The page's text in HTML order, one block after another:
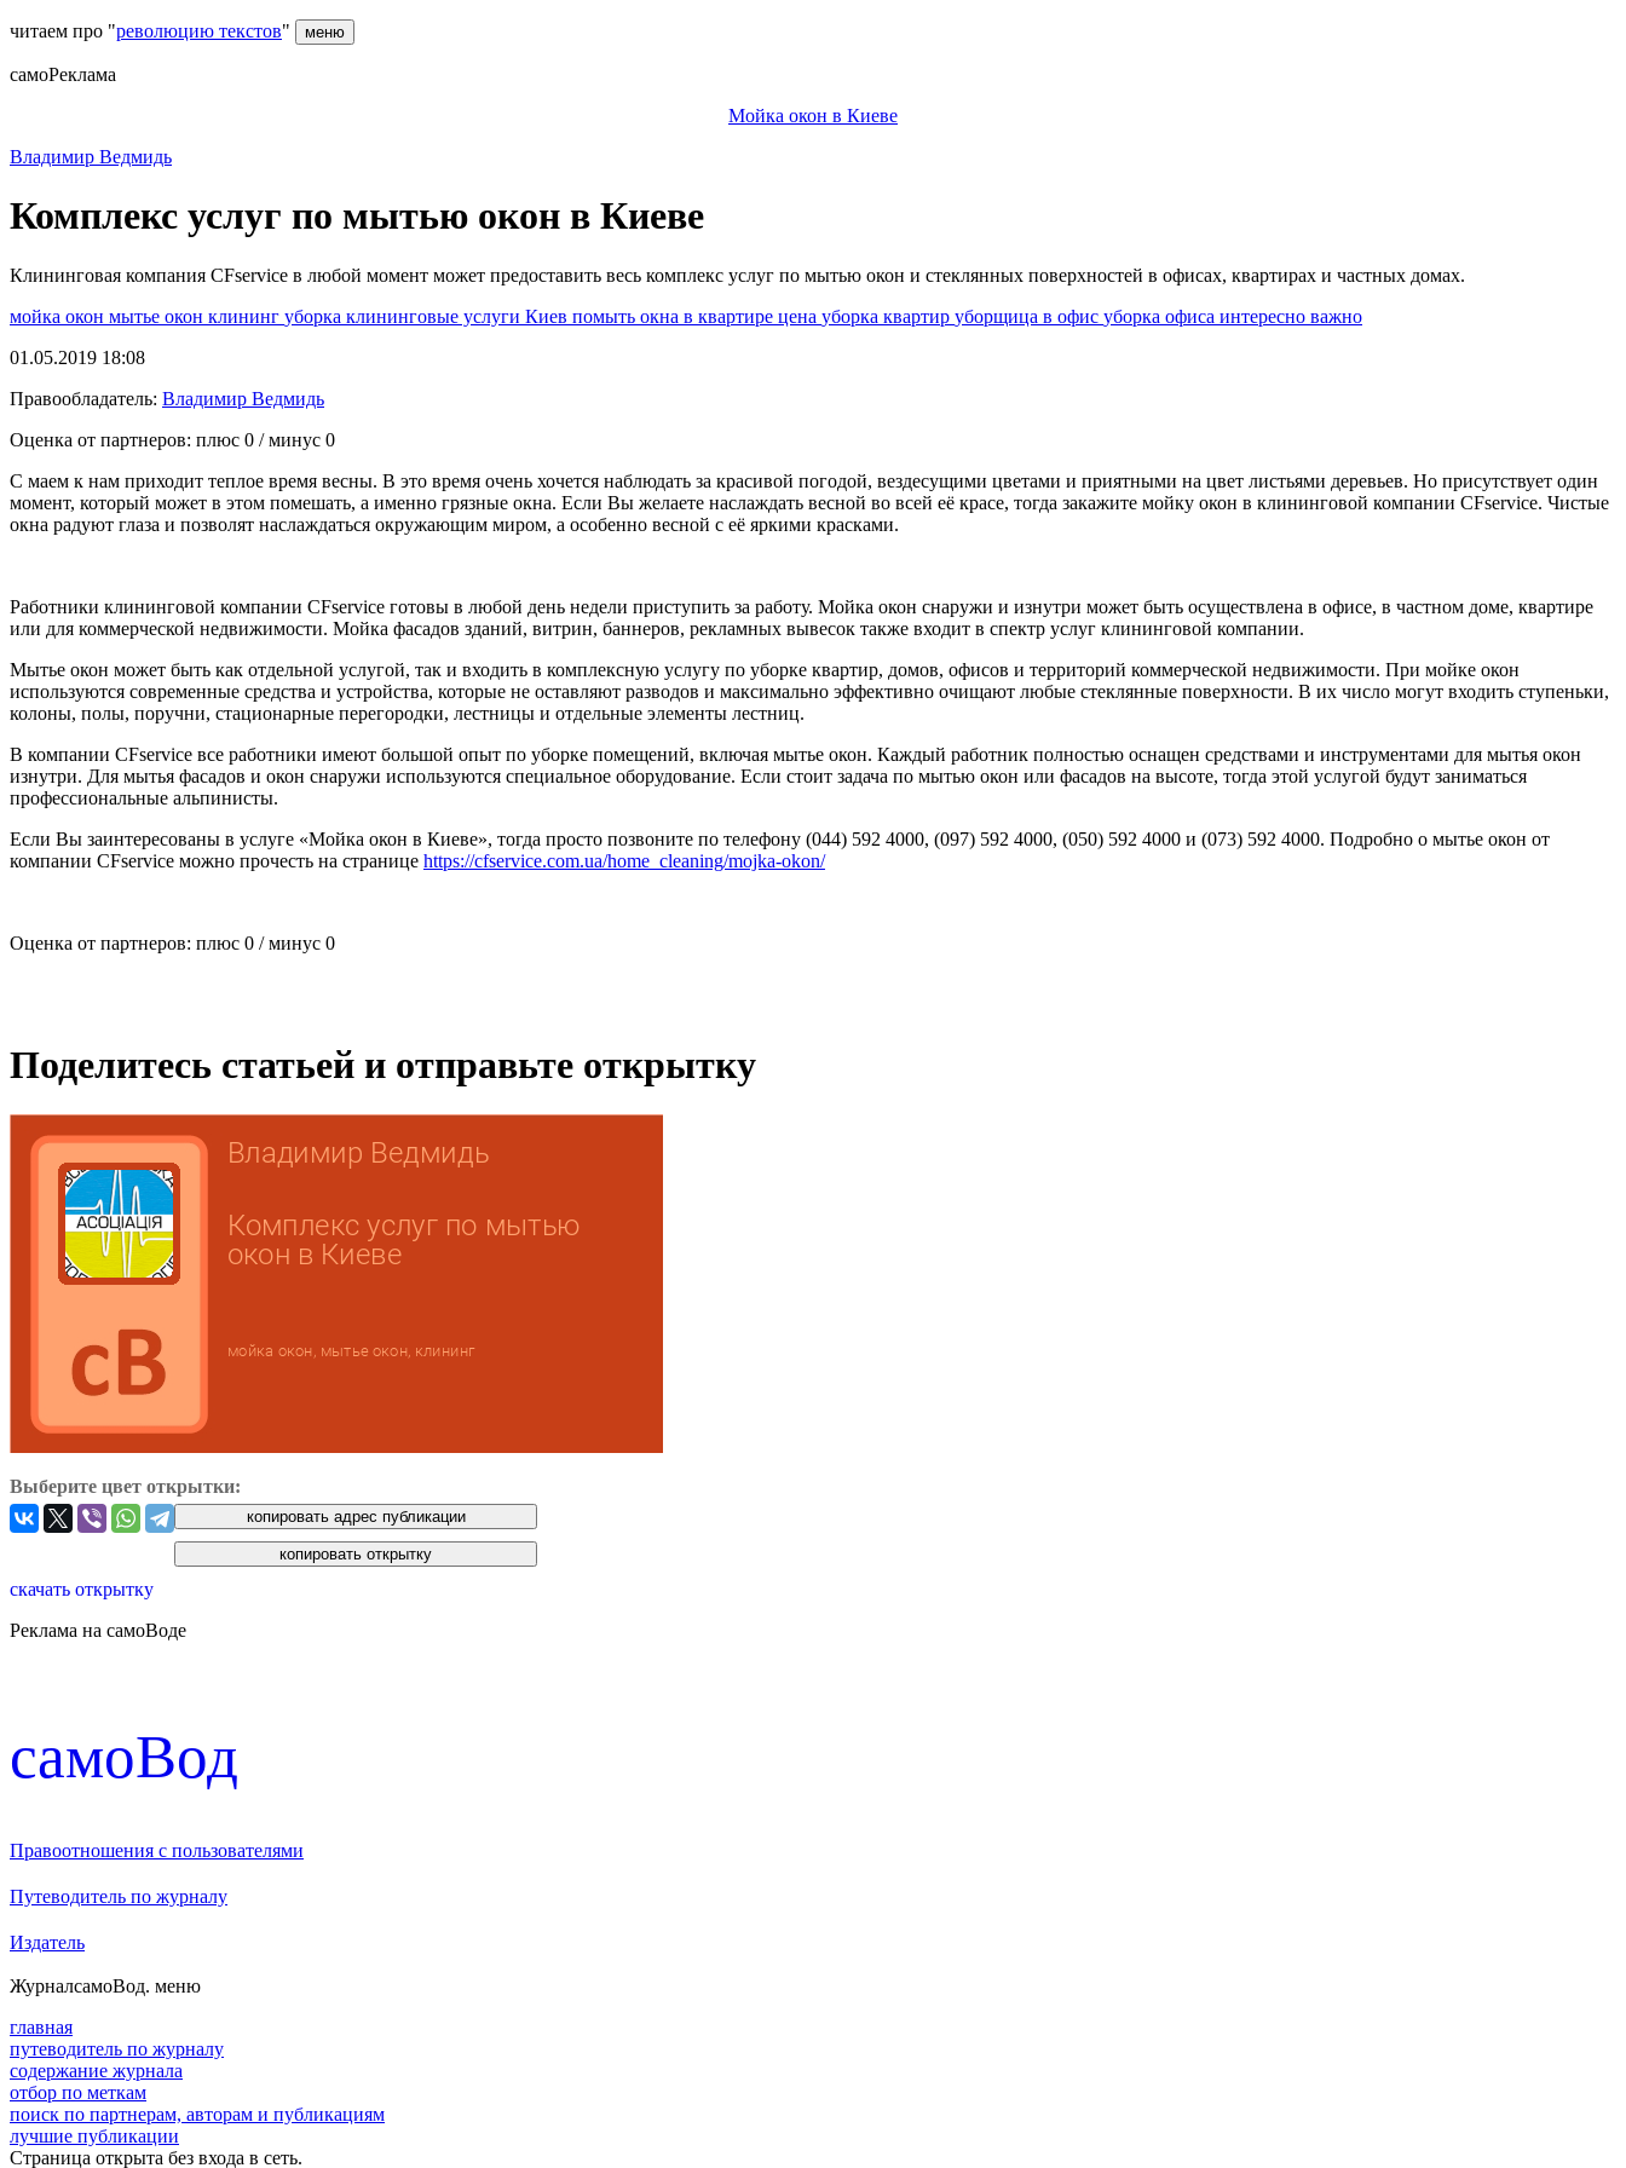
читаем про "революцию текстов" меню
самоРеклама
Мойка окон в Киеве
Владимир Ведмидь
Комплекс услуг по мытью окон в Киеве
Клининговая компания CFservice в любой момент может предоставить весь комплекс услуг по мытью окон и стеклянных поверхностей в офисах, квартирах и частных домах.
мойка окон мытье окон клининг уборка клининговые услуги Киев помыть окна в квартире цена уборка квартир уборщица в офис уборка офиса интересно важно
01.05.2019 18:08
Правообладатель: Владимир Ведмидь
Оценка от партнеров: плюс 0 / минус 0
С маем к нам приходит теплое время весны. В это время очень хочется наблюдать за красивой погодой, вездесущими цветами и приятными на цвет листьями деревьев. Но присутствует один
момент, который может в этом помешать, а именно грязные окна. Если Вы желаете наслаждать весной во всей её красе, тогда закажите мойку окон в клининговой компании CFservice. Чистые
окна радуют глаза и позволят наслаждаться окружающим миром, а особенно весной с её яркими красками.
Работники клининговой компании CFservice готовы в любой день недели приступить за работу. Мойка окон снаружи и изнутри может быть осуществлена в офисе, в частном доме, квартире
или для коммерческой недвижимости. Мойка фасадов зданий, витрин, баннеров, рекламных вывесок также входит в спектр услуг клининговой компании.
Мытье окон может быть как отдельной услугой, так и входить в комплексную услугу по уборке квартир, домов, офисов и территорий коммерческой недвижимости. При мойке окон
используются современные средства и устройства, которые не оставляют разводов и максимально эффективно очищают любые стеклянные поверхности. В их число могут входить ступеньки,
колоны, полы, поручни, стационарные перегородки, лестницы и отдельные элементы лестниц.
В компании CFservice все работники имеют большой опыт по уборке помещений, включая мытье окон. Каждый работник полностью оснащен средствами и инструментами для мытья окон
изнутри. Для мытья фасадов и окон снаружи используются специальное оборудование. Если стоит задача по мытью окон или фасадов на высоте, тогда этой услугой будут заниматься
профессиональные альпинисты.
Если Вы заинтересованы в услуге «Мойка окон в Киеве», тогда просто позвоните по телефону (044) 592 4000, (097) 592 4000, (050) 592 4000 и (073) 592 4000. Подробно о мытье окон от
компании CFservice можно прочесть на странице https://cfservice.com.ua/home_cleaning/mojka-okon/
Оценка от партнеров: плюс 0 / минус 0
Поделитесь статьей и отправьте открытку
Выберите цвет открытки:
скачать открытку
Реклама на самоВоде
cамоВод
Правоотношения с пользователями
Путеводитель по журналу
Издатель
ЖурналсамоВод. меню
главная
путеводитель по журналу
содержание журнала
отбор по меткам
поиск по партнерам, авторам и публикациям
лучшие публикации
Страница открыта без входа в сеть.